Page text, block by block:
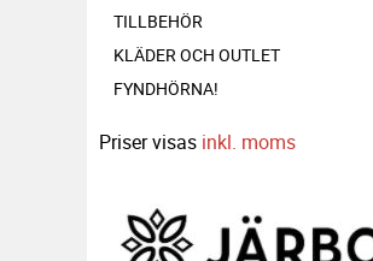
TILLBEHÖR
KLÄDER OCH OUTLET
FYNDHÖRNA!
Priser visas inkl. moms